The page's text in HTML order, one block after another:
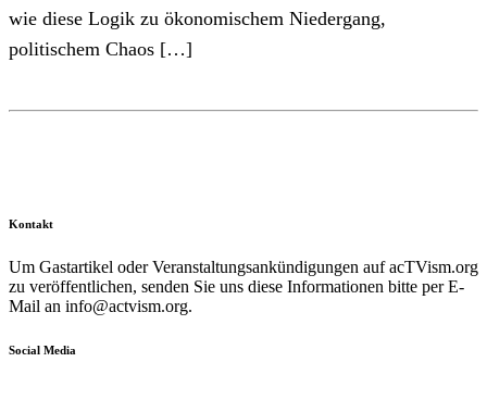
wie diese Logik zu ökonomischem Niedergang,
politischem Chaos […]
Kontakt
Um Gastartikel oder Veranstaltungsankündigungen auf acTVism.org
zu veröffentlichen, senden Sie uns diese Informationen bitte per E-
Mail an info@actvism.org.
Social Media